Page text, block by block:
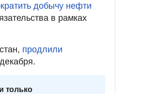
добычу нефти
в рамках
продлили
только